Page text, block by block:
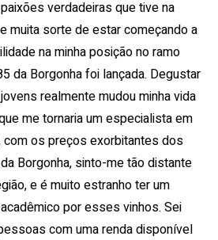
verdadeiras que tive na
muita sorte de estar começando a
na minha posição no ramo
da Borgonha foi lançada. Degustar
realmente mudou minha vida
me tornaria um especialista em
com os preços exorbitantes dos
Borgonha, sinto-me tão distante
e é muito estranho ter um
por esses vinhos. Sei
com uma renda disponível